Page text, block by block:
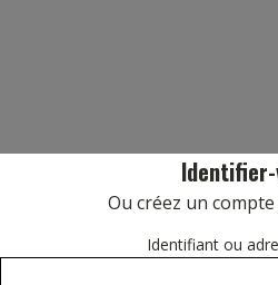
Ou créez un
Identifiant ou